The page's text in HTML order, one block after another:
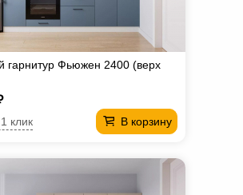
гарнитур Фьюжен 2400 (верх
В корзину
клик